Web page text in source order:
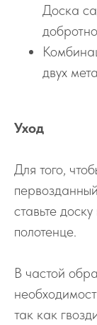
Доска
двух
Уход
Для того,
ставьте
полотенце.
В частой
так как